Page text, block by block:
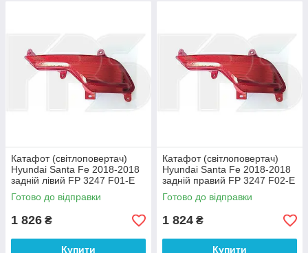
Катафот (світлоповертач)
Hyundai Santa Fe 2018-2018
задній лівий FP 3247 F01-E
DEPO
Готово до відправки
1 826 ₴
Купити
Катафот (світлоповертач)
Hyundai Santa Fe 2018-2018
задній правий FP 3247 F02-E
DEPO
Готово до відправки
1 824 ₴
Купити